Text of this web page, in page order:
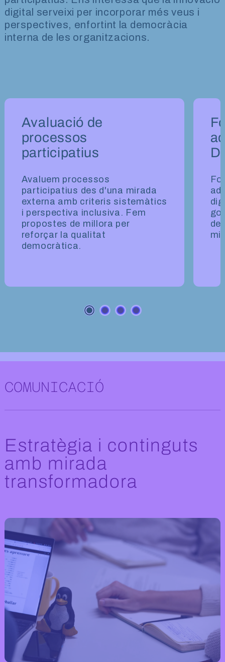
digital serveixi per incorporar més veus i
perspectives, enfortint la democràcia
interna de les organitzacions.
Carrusel serveis - Participació i
Avaluació de
processos
participatius
Avaluem processos
participatius des d'una mirada
externa amb criteris sistemàtics
i perspectiva inclusiva. Fem
propostes de millora per
reforçar la qualitat
democràtica.
de
COMUNICACIÓ
Estratègia i continguts
amb mirada
transformadora